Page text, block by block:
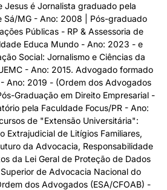
Jesus é Jornalista graduado pela
Sá/MG - Ano: 2008 | Pós-graduado
Públicas - RP & Assessoria de
Educa Mundo - Ano: 2023 - e
Social: Jornalismo e Ciências da
- Ano: 2015. Advogado formado
Ano: 2019 - (Ordem dos Advogados
Graduação em Direito Empresarial -
pela Faculdade Focus/PR - Ano:
de "Extensão Universitária":
Extrajudicial de Litígios Familiares,
da Advocacia, Responsabilidade
da Lei Geral de Proteção de Dados
de Advocacia Nacional do
dos Advogados (ESA/CFOAB) -